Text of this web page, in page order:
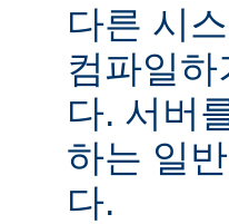
다른 시
컴파일
다. 서버
하는 일
다.